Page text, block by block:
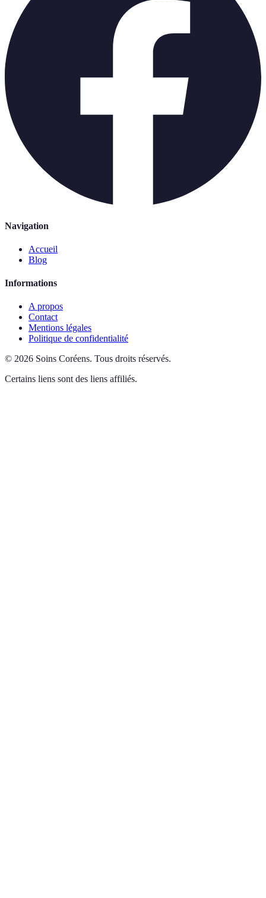
Navigation
Accueil
Blog
Informations
A propos
Contact
Mentions légales
Politique de confidentialité
© 2026 Soins Coréens. Tous droits réservés.
Certains liens sont des liens affiliés.